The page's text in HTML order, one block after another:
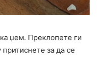
џем. Преклопете ги
за да се